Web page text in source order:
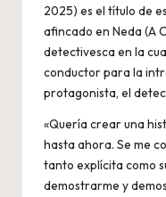
2025) es el título de
afincado en Neda (A
detectivesca en la
conductor para la
protagonista, el
«Quería crear una
hasta ahora. Se me
tanto explícita como
demostrarme y